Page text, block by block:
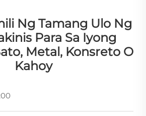
Ng Tamang Ulo Ng
Para Sa Iyong
Metal, Konsreto O
Kahoy